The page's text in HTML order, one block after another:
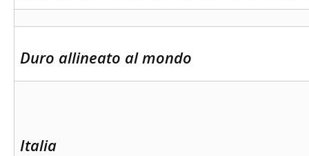
Duro allineato al mondo
Italia